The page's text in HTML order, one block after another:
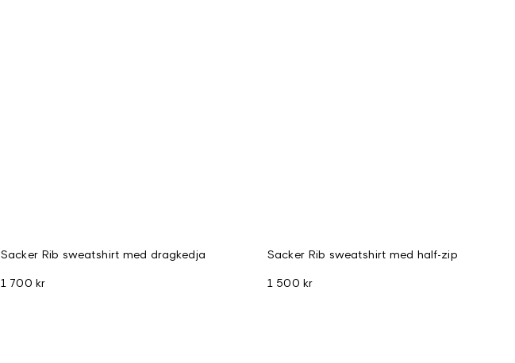
Sacker Rib sweatshirt med dragkedja
1 700 kr
Sacker Rib sweatshirt med half-zip
1 500 kr